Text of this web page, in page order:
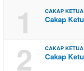
1 CAKAP
Cakap
2 CAKAP
Cakap